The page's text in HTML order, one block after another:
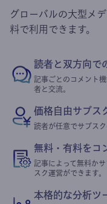
グローバルの大型メ
料で利用できます。
読者と双方向で
記事ごとのコメント
者と交流。
価格自由サブス
読者が任意でサブス
無料・有料をコ
記事によって無料か
スク運営ができます。
本格的な分析ツ